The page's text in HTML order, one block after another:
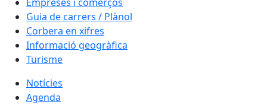
Guia de carrers / Plànol
Corbera en xifres
Informació geogràfica
Turisme
Notícies
Agenda